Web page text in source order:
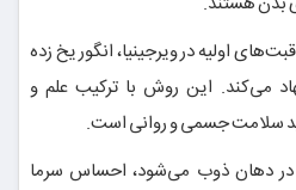
اولیه در ویرجینیا، انگور یخ زده
می‌کند. این روش با ترکیب علم و
سلامت جسمی و روانی است.
دهان ذوب می‌شود، احساس سرما